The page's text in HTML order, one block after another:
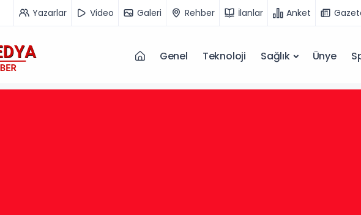
Yazarlar Video Galeri Rehber İlanlar Anket
Genel Teknoloji Sağlık Ünye